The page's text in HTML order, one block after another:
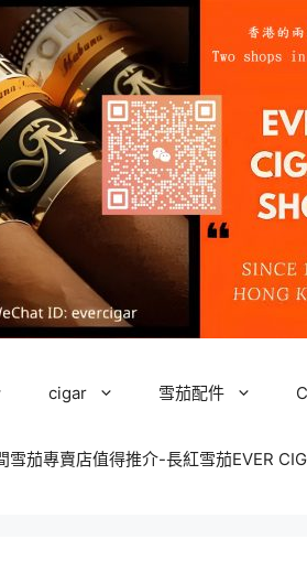
cigar 雪茄配件
雪茄專賣店值得推介-長紅雪茄EVER